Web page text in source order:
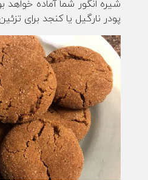
شیره انگور شما آماده خواهد
پودر نارگیل یا کنجد برای